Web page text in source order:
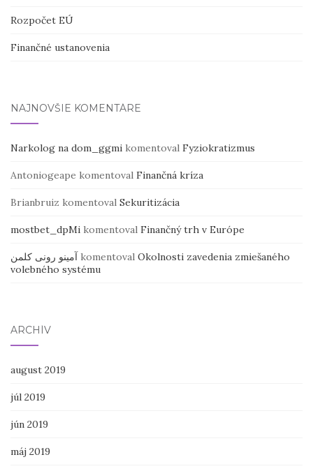
Rozpočet EÚ
Finančné ustanovenia
NAJNOVŠIE KOMENTÁRE
Narkolog na dom_ggmi komentoval Fyziokratizmus
Antoniogeape komentoval Finančná kríza
Brianbruiz komentoval Sekuritizácia
mostbet_dpMi komentoval Finančný trh v Európe
آمینو رونی کلمن komentoval Okolnosti zavedenia zmiešaného
volebného systému
ARCHÍV
august 2019
júl 2019
jún 2019
máj 2019